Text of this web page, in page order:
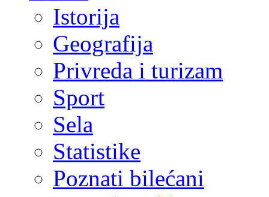
Istorija
Geografija
Privreda i turizam
Sport
Sela
Statistike
Poznati bilećani